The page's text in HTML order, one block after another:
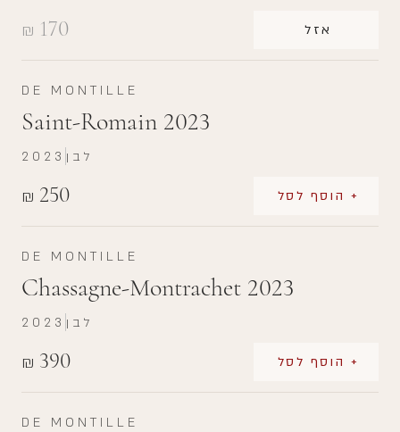
₪ 170 אזל
DE MONTILLE
Saint-Romain 2023
₪ 250 + הוסף לסל
2023 לבן
DE MONTILLE
Chassagne-Montrachet 2023
₪ 390 + הוסף לסל
2023 לבן
DE MONTILLE